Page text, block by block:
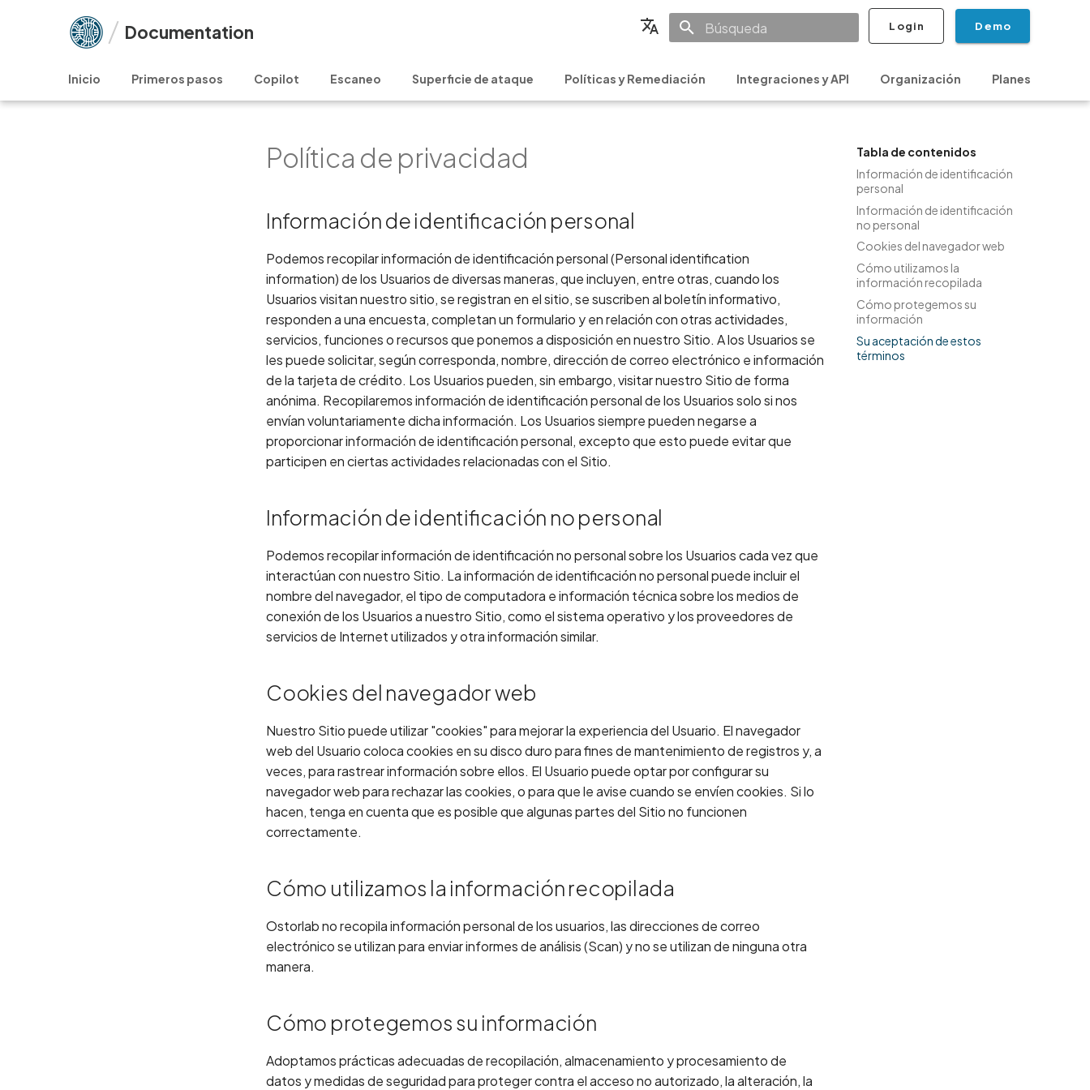
Documentation Login Demo
Inicio Primeros pasos Copilot Escaneo Superficie de ataque Políticas y Remediación Integraciones y API Organización Planes
Tabla de contenidos
Información de identificación
personal
Información de identificación
no personal
Cookies del navegador web
Cómo utilizamos la
información recopilada
Cómo protegemos su
información
Su aceptación de estos
términos
Política de privacidad
Información de identificación personal
Podemos recopilar información de identificación personal (Personal identification
information) de los Usuarios de diversas maneras, que incluyen, entre otras, cuando los
Usuarios visitan nuestro sitio, se registran en el sitio, se suscriben al boletín informativo,
responden a una encuesta, completan un formulario y en relación con otras actividades,
servicios, funciones o recursos que ponemos a disposición en nuestro Sitio. A los Usuarios se
les puede solicitar, según corresponda, nombre, dirección de correo electrónico e información
de la tarjeta de crédito. Los Usuarios pueden, sin embargo, visitar nuestro Sitio de forma
anónima. Recopilaremos información de identificación personal de los Usuarios solo si nos
envían voluntariamente dicha información. Los Usuarios siempre pueden negarse a
proporcionar información de identificación personal, excepto que esto puede evitar que
participen en ciertas actividades relacionadas con el Sitio.
Información de identificación no personal
Podemos recopilar información de identificación no personal sobre los Usuarios cada vez que
interactúan con nuestro Sitio. La información de identificación no personal puede incluir el
nombre del navegador, el tipo de computadora e información técnica sobre los medios de
conexión de los Usuarios a nuestro Sitio, como el sistema operativo y los proveedores de
servicios de Internet utilizados y otra información similar.
Cookies del navegador web
Nuestro Sitio puede utilizar "cookies" para mejorar la experiencia del Usuario. El navegador
web del Usuario coloca cookies en su disco duro para fines de mantenimiento de registros y, a
veces, para rastrear información sobre ellos. El Usuario puede optar por configurar su
navegador web para rechazar las cookies, o para que le avise cuando se envíen cookies. Si lo
hacen, tenga en cuenta que es posible que algunas partes del Sitio no funcionen
correctamente.
Cómo utilizamos la información recopilada
Ostorlab no recopila información personal de los usuarios, las direcciones de correo
electrónico se utilizan para enviar informes de análisis (Scan) y no se utilizan de ninguna otra
manera.
Cómo protegemos su información
Adoptamos prácticas adecuadas de recopilación, almacenamiento y procesamiento de
datos y medidas de seguridad para proteger contra el acceso no autorizado, la alteración, la